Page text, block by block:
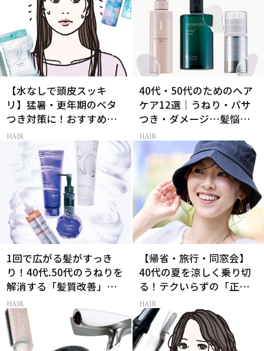
【水なしで頭皮スッキ
リ】猛暑・更年期のベタ
つき対策に！おすすめ最
新ドライシャンプー4選
HAIR
40代・50代のためのヘア
ケア12選｜うねり・パサ
つき・ダメージ…髪悩み
から選ぶベスコス受賞コ
HAIR
1回で広がる髪がすっき
り！40代.50代のうねりを
解消する「髪質改善」シ
ャントリ8選
HAIR
【帰省・旅行・同窓会】
40代の夏を涼しく乗り切
る！テクいらずの「正解
ヘアアレンジ」3選
HAIR